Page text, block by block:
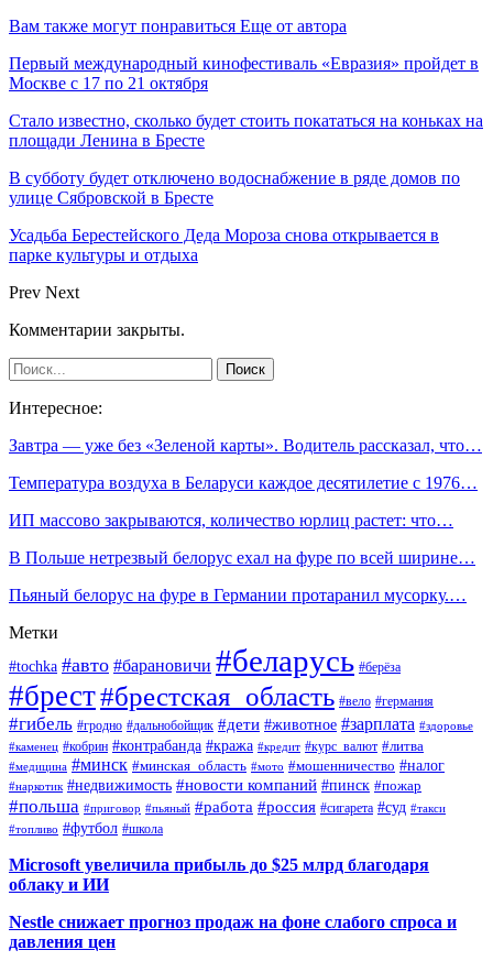
Вам также могут понравиться Еще от автора
Первый международный кинофестиваль «Евразия» пройдет в
Москве с 17 по 21 октября
Стало известно, сколько будет стоить покататься на коньках на
площади Ленина в Бресте
В субботу будет отключено водоснабжение в ряде домов по
улице Сябровской в Бресте
Усадьба Берестейского Деда Мороза снова открывается в
парке культуры и отдыха
Prev Next
Комментарии закрыты.
Интересное:
Завтра — уже без «Зеленой карты». Водитель рассказал, что…
Температура воздуха в Беларуси каждое десятилетие с 1976…
ИП массово закрываются, количество юрлиц растет: что…
В Польше нетрезвый белорус ехал на фуре по всей ширине…
Пьяный белорус на фуре в Германии протаранил мусорку.…
Метки
#tochka #авто #барановичи #беларусь #берёза
#брест#брестская_область #вело #германия
#гибель #гродно #дальнобойщик #дети #животное #зарплата #здоровье
#каменец #кобрин #контрабанда #кража #кредит #курс_валют #литва
#медицина #минск #минская_область #мото #мошенничество #налог
#наркотик #недвижимость #новости компаний #пинск #пожар
#польша #приговор #пьяный #работа #россия #сигарета #суд #такси
#топливо #футбол #школа
Microsoft увеличила прибыль до $25 млрд благодаря
облаку и ИИ
Nestle снижает прогноз продаж на фоне слабого спроса и
давления цен